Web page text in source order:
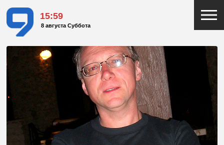
15:59
8 августа Суббота